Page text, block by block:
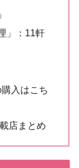
」：11軒
入はこち
店まとめ